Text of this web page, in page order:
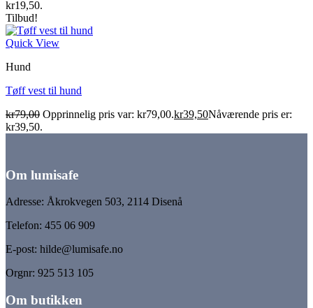
kr19,50.
Tilbud!
Quick View
Hund
Tøff vest til hund
kr79,00 Opprinnelig pris var: kr79,00.kr39,50Nåværende pris er:
kr39,50.
Om lumisafe
Adresse: Åkrokvegen 503, 2114 Disenå
Telefon: 455 06 909
E-post: hilde@lumisafe.no
Orgnr: 925 513 105
Om butikken